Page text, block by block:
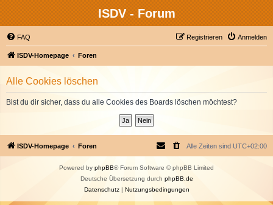
ISDV - Forum
FAQ Anmelden
Registrieren
ISDV-Homepage Foren
Alle Cookies löschen
Bist du dir sicher, dass du alle Cookies des Boards löschen möchtest?
ISDV-Homepage Foren Alle Zeiten sind UTC+02:00
Powered by phpBB® Forum Software © phpBB Limited
Deutsche Übersetzung durch phpBB.de
Datenschutz| Nutzungsbedingungen